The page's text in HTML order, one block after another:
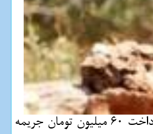
به گزارش نت واش رئیس اداره پارك ملی دز اظهار داشت: عاملان آزار و اذیت گونه گوزن زرد ایرانی گرفتار در یك كانال آبیاری در دزفول به پرداخت 60 میلیون تومان جریمه